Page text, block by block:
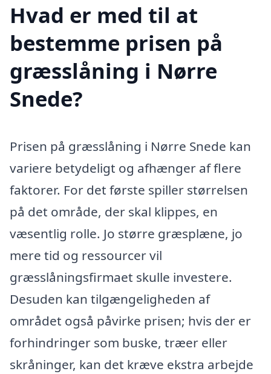
Hvad er med til at
bestemme prisen på
græsslåning i Nørre
Snede?
Prisen på græsslåning i Nørre Snede kan
variere betydeligt og afhænger af flere
faktorer. For det første spiller størrelsen
på det område, der skal klippes, en
væsentlig rolle. Jo større græsplæne, jo
mere tid og ressourcer vil
græsslåningsfirmaet skulle investere.
Desuden kan tilgængeligheden af
området også påvirke prisen; hvis der er
forhindringer som buske, træer eller
skråninger, kan det kræve ekstra arbejde